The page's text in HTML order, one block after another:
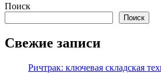
Поиск
Поиск
Свежие записи
Ричтрак: ключевая складская